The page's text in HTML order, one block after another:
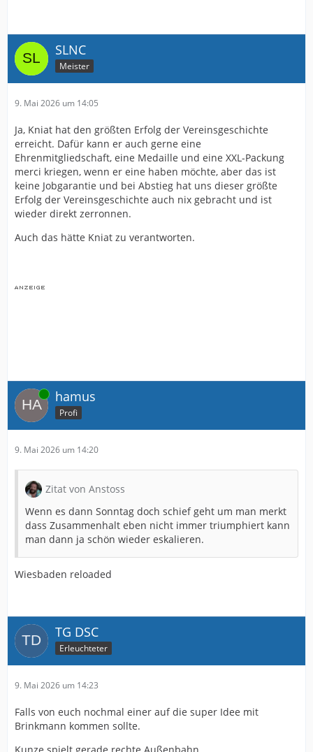
SLNC
Meister
9. Mai 2026 um 14:05
Ja, Kniat hat den größten Erfolg der Vereinsgeschichte
erreicht. Dafür kann er auch gerne eine
Ehrenmitgliedschaft, eine Medaille und eine XXL-Packung
merci kriegen, wenn er eine haben möchte, aber das ist
keine Jobgarantie und bei Abstieg hat uns dieser größte
Erfolg der Vereinsgeschichte auch nix gebracht und ist
wieder direkt zerronnen.
Auch das hätte Kniat zu verantworten.
Online hamus
Profi
9. Mai 2026 um 14:20
Zitat von Anstoss
Wenn es dann Sonntag doch schief geht um man merkt
dass Zusammenhalt eben nicht immer triumphiert kann
man dann ja schön wieder eskalieren.
Wiesbaden reloaded
TG DSC
Erleuchteter
9. Mai 2026 um 14:23
Falls von euch nochmal einer auf die super Idee mit
Brinkmann kommen sollte.